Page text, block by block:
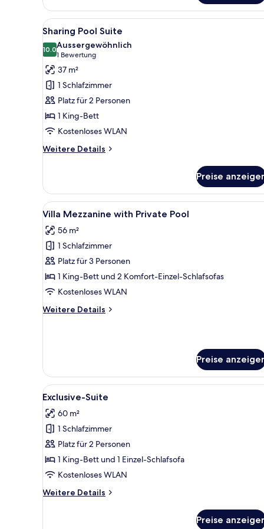
Alle
Fotos
für
Sharing
Pool
Suite
anzeigen
Ein Poolbereich mit Blick auf
19
Sharing Pool Suite
10.010.0 von 10
Aussergewöhnlich
1 Bewertung
(1
Bewertung)
37 m²
1 Schlafzimmer
Platz für 2 Personen
1 King-Bett
Kostenloses WLAN
Weitere Details
Weitere
Pool
Suite
Preise
Alle
Fotos
für
Villa
Mezzanine
with
Private
anzeigen
Ein modernes Wohnzimmer
19
Villa Mezzanine with Private Pool
56 m²
1 Schlafzimmer
Platz für 3 Personen
1 King-Bett und 2 Komfort-Einzel-Schlafsofas
Kostenloses WLAN
Weitere Details
Weitere
Private
Pool
Preise
Alle
Fotos
für
Exclusive-
Suite
anzeigen
Ein moderner Poolbereich im
9
Exclusive-Suite
60 m²
1 Schlafzimmer
Platz für 2 Personen
1 King-Bett und 1 Einzel-Schlafsofa
Kostenloses WLAN
Weitere Details
Weitere
Preise